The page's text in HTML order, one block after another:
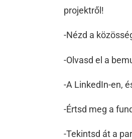
projektről!
-Nézd a
-Olvasd el a
-A LinkedIn-en,
-Értsd meg a
-Tekintsd át a